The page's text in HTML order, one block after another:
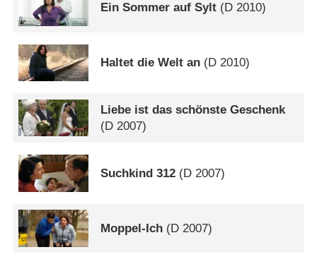
Ein Sommer auf Sylt (D 2010)
Haltet die Welt an (D 2010)
Liebe ist das schönste Geschenk
(D 2007)
Suchkind 312 (D 2007)
Moppel-Ich (D 2007)